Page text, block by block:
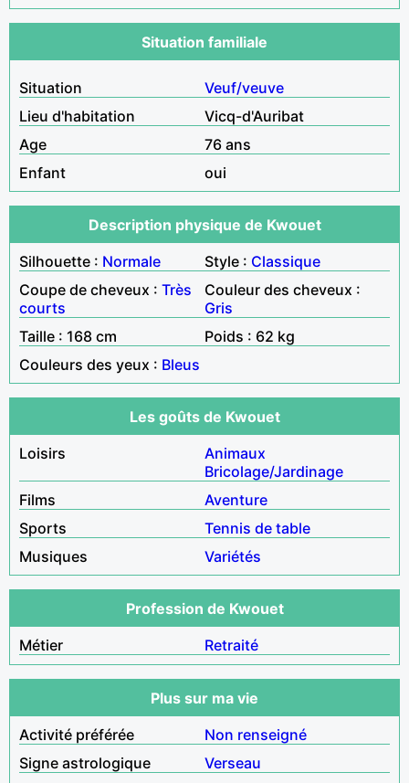
Situation familiale
Situation
Veuf/veuve
Lieu d'habitation
Vicq-d'Auribat
Age
76 ans
Enfant
oui
Description physique de Kwouet
Silhouette : Normale Style : Classique
Coupe de cheveux : Très
courts
Couleur des cheveux :
Gris
Taille : 168 cm
Poids : 62 kg
Couleurs des yeux : Bleus
Les goûts de Kwouet
Loisirs
Animaux
Bricolage/Jardinage
Films
Aventure
Sports
Tennis de table
Musiques
Variétés
Profession de Kwouet
Métier
Retraité
Plus sur ma vie
Activité préférée
Non renseigné
Signe astrologique
Verseau